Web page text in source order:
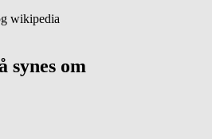
wikipedia
synes om